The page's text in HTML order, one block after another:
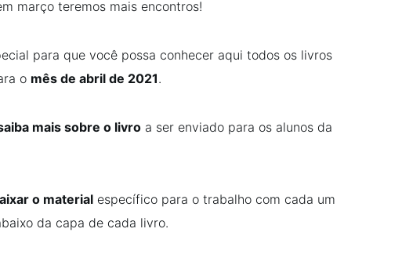
março teremos mais encontros!
para que você possa conhecer aqui todos os livros
o mês de abril de 2021.
mais sobre o livro a ser enviado para os alunos da
o material específico para o trabalho com cada um
da capa de cada livro.